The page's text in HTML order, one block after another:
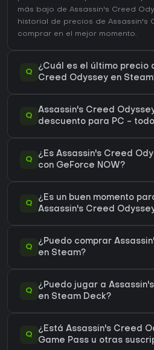
más bajo de Assassin's Creed
historial de precios de Assassin's
comprar en el mejor momento.
Q
¿Cuál es el último precio
Creed Odyssey en
Q
Assassin's Creed
descuento para PC -
Q
¿Es Assassin's Creed
con GeForce NOW?
Q
¿Es un buen momento
Assassin's Creed
Q
¿Puedo comprar
en Steam?
Q
¿Puedo jugar a
en Steam Deck?
Q
¿Está Assassin's Creed
Game Pass u otras